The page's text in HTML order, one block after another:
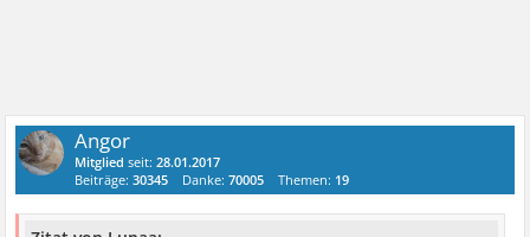
Angor
Mitglied seit:28.01.2017
Beiträge:30345 Danke:70005 Themen: 19